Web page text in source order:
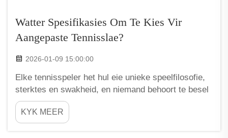
Watter Spesifikasies Om Te Kies Vir
Aangepaste Tennisslae?
2026-01-09 15:00:00
Elke tennisspeler het hul eie unieke speelfilosofie,
sterktes en swakheid, en niemand behoort te besel
vir 'n standaard een-grootte-pas-almal-rakets. Vir
amateurs en professionele spelers gelyk, verander
aangepaste tennirakette die spel deur 'n vlak van
KYK MEER